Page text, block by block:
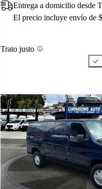
Entrega a domicilio desde
El precio incluye envío de
Trato justo